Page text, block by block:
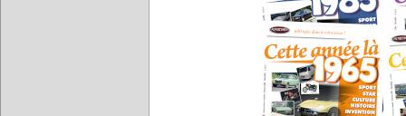
Alors, vous aussi,
participez à mon
à prêsent !